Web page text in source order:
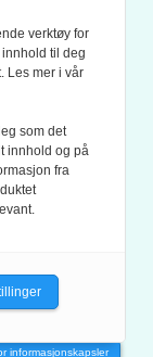
OG
informasjonskapsler
verktøy for
til deg
Les mer i vår
som det
innhold og på
fra